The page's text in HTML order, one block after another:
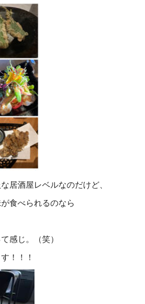
居酒屋レベルなのだけど、
食べられるのなら
感じ。（笑）
！！！